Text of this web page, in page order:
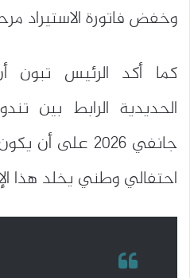
وخفض فاتورة الاستيراد
كما أكد الرئيس
الحديدية الرابط بين
جانفي 2026 على
احتفالي وطني يخلد هذا